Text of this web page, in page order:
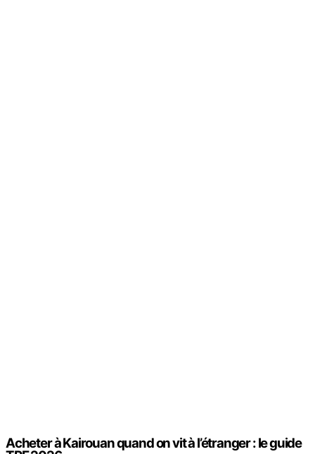
Acheter à Kairouan quand on vit à l’étranger : le guide